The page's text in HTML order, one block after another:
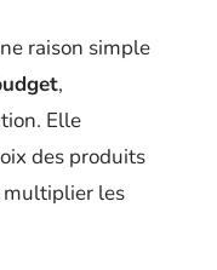
raison simple
,
Elle
des produits
multiplier les